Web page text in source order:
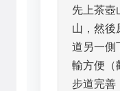
先上茶壺
山，然後
道另一側
輸方便（
步道完善